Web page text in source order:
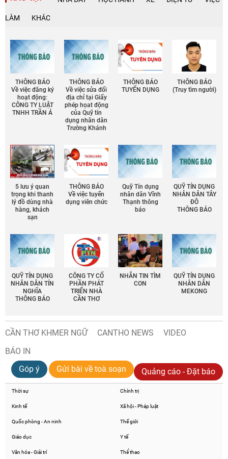
LÀM KHÁC
THÔNG BÁO
Về việc đăng ký
hoạt động:
CÔNG TY LUẬT
TNHH TRẦN Á
THÔNG BÁO
Về việc sửa đổi
địa chỉ tại Giấy
phép họat động
của Quỹ tín
dụng nhân dân
Trường Khánh
THÔNG BÁO
TUYỂN DỤNG
THÔNG BÁO
(Truy tìm người)
5 lưu ý quan
trọng khi thanh
lý đồ dùng nhà
hàng, khách
sạn
THÔNG BÁO
Về việc tuyển
dụng viên chức
Quỹ Tín dụng
nhân dân Vĩnh
Thạnh thông
báo
QUỸ TÍN DỤNG
NHÂN DÂN TÂY
ĐÔ
THÔNG BÁO
QUỸ TÍN DỤNG
NHÂN DÂN TÍN
NGHĨA
THÔNG BÁO
CÔNG TY CỔ
PHẦN PHÁT
TRIỂN NHÀ
CẦN THƠ
NHẮN TIN TÌM
CON
QUỸ TÍN DỤNG
NHÂN DÂN
MEKONG
CẦN THƠ KHMER NGỮ CANTHO NEWS
VIDEO
BÁO IN
Góp ý
Gửi bài về toà soạn Quảng cáo - Đặt báo
Thời sự Chính trị
Kinh tế Xã hội - Pháp luật
Quốc phòng - An ninh Thế giới
Giáo dục Y tế
Văn hóa - Giải trí Thể thao